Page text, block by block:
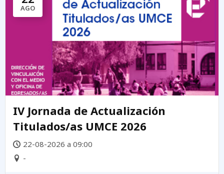
AGO
IV Jornada de Actualización
Titulados/as UMCE 2026
22-08-2026 a 09:00
-